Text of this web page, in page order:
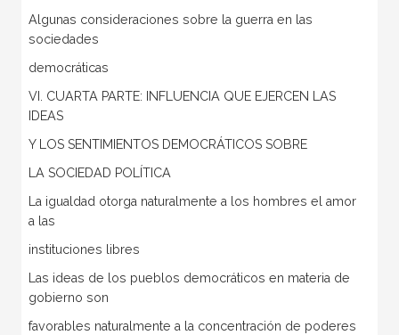
Algunas consideraciones sobre la guerra en las
sociedades
democráticas
VI. CUARTA PARTE: INFLUENCIA QUE EJERCEN LAS
IDEAS
Y LOS SENTIMIENTOS DEMOCRÁTICOS SOBRE
LA SOCIEDAD POLÍTICA
La igualdad otorga naturalmente a los hombres el amor
a las
instituciones libres
Las ideas de los pueblos democráticos en materia de
gobierno son
favorables naturalmente a la concentración de poderes